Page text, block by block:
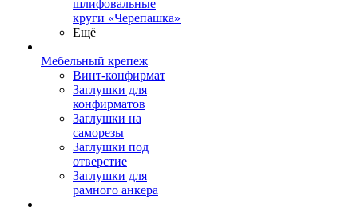
шлифовальные
круги «Черепашка»
Ещё
Мебельный крепеж
Винт-конфирмат
Заглушки для
конфирматов
Заглушки на
саморезы
Заглушки под
отверстие
Заглушки для
рамного анкера